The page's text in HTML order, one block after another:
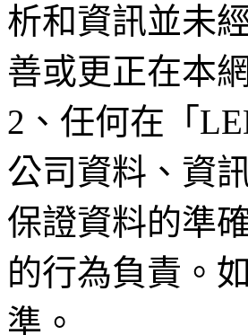
析和資訊並未
善或更正在本
2、任何在「
公司資料、資
保證資料的準
的行為負責。
準。